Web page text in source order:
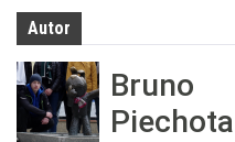
Autor
Bruno
Piechota